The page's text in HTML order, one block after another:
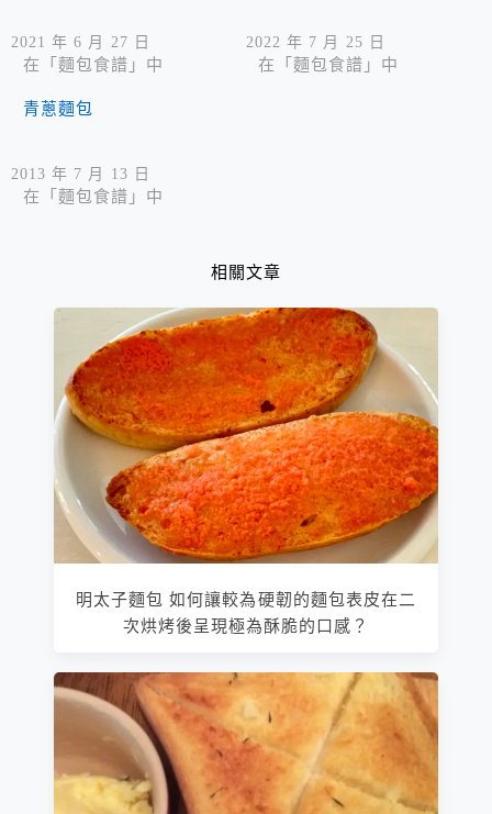
2021 年 6 月 27 日
在「麵包食譜」中
2022 年 7 月 25 日
在「麵包食譜」中
青蔥麵包
2013 年 7 月 13 日
在「麵包食譜」中
相關文章
明太子麵包 如何讓較為硬韌的麵包表皮在二
次烘烤後呈現極為酥脆的口感？